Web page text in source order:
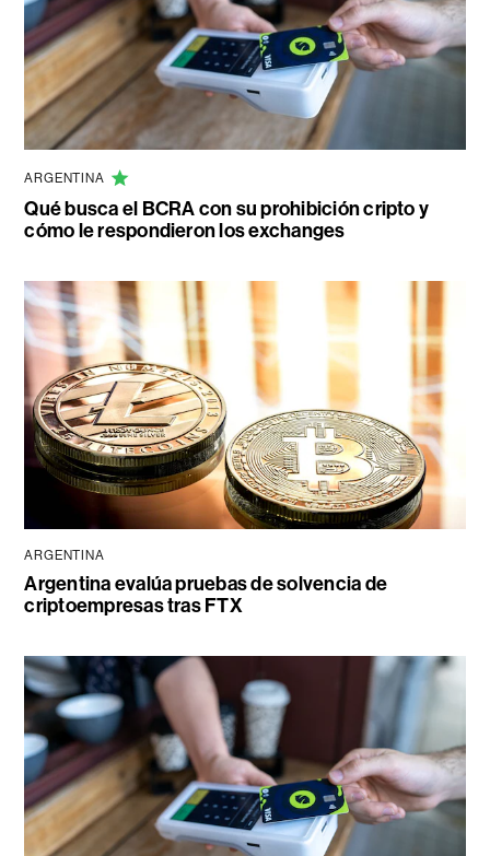
ARGENTINA
Qué busca el BCRA con su prohibición cripto y
cómo le respondieron los exchanges
ARGENTINA
Argentina evalúa pruebas de solvencia de
criptoempresas tras FTX